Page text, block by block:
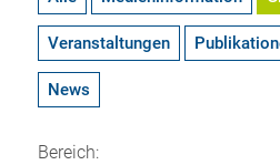
Veranstaltungen
News
Bereich: